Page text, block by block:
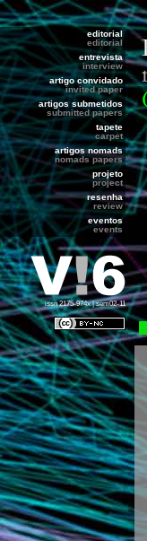
editorial
editorial
entrevista
interview
artigo convidado
invited paper
artigos submetidos
submitted papers
tapete
carpet
artigos nomads
nomads papers
projeto
project
resenha
review
eventos
events
issn 2175-974x | sem02-11